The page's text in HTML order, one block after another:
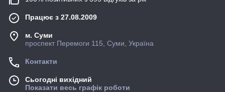
Працює з 27.08.2009
м. Суми
проспект Перемоги 115, Суми, Україна
Контакти
Сьогодні вихідний
Показати весь графік роботи